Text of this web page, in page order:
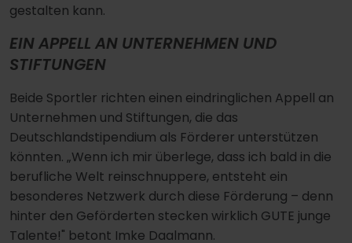
gestalten kann.
EIN APPELL AN UNTERNEHMEN UND
STIFTUNGEN
Beide Sportler richten einen eindringlichen Appell an
Unternehmen und Stiftungen, die das
Deutschlandstipendium als Förderer unterstützen
könnten. „Wenn ich mir überlege, dass ich bald in die
berufliche Welt reinschnuppere, entsteht ein
besonderes Netzwerk durch diese Förderung – denn
hinter den Geförderten stecken wirklich GUTE junge
Talente!" betont Imke Daalmann.